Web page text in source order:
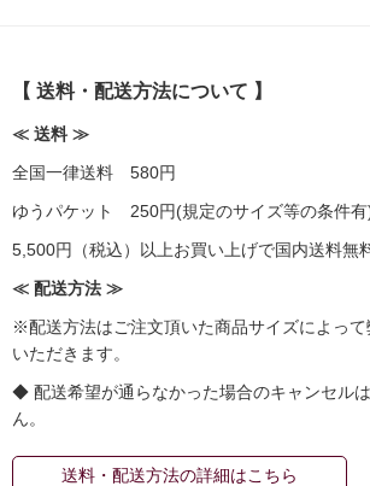
【 送料・配送方法について 】
≪ 送料 ≫
全国一律送料 580円
ゆうパケット 250円(規定のサイズ等の条件有
5,500円（税込）以上お買い上げで国内送料無
≪ 配送方法 ≫
※配送方法はご注文頂いた商品サイズによっ
いただきます。
◆ 配送希望が通らなかった場合のキャンセル
ん。
送料・配送方法の詳細はこちら